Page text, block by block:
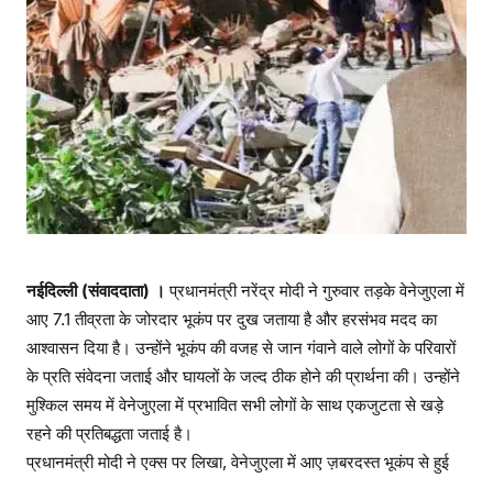
जो
र
दा
र
भू
कं
प
प
र
न
त्री
मो
दी
ज
नईदिल्ली (संवाददाता) । प्रधानमंत्री नरेंद्र मोदी ने गुरुवार तड़के वेनेजुएला में
आए 7.1 तीव्रता के जोरदार भूकंप पर दुख जताया है और हरसंभव मदद का
आश्वासन दिया है। उन्होंने भूकंप की वजह से जान गंवाने वाले लोगों के परिवारों
के प्रति संवेदना जताई और घायलों के जल्द ठीक होने की प्रार्थना की। उन्होंने
मुश्किल समय में वेनेजुएला में प्रभावित सभी लोगों के साथ एकजुटता से खड़े
रहने की प्रतिबद्धता जताई है।
प्रधानमंत्री मोदी ने एक्स पर लिखा, वेनेजुएला में आए ज़बरदस्त भूकंप से हुई